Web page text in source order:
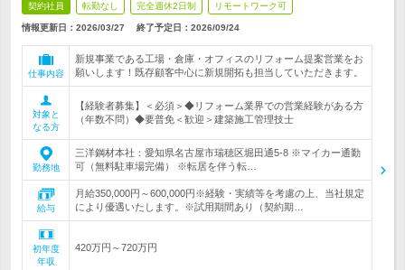
契約社員 転勤なし 完全週休2日制 リモートワーク可
情報更新日：2026/03/27 終了予定日： 2026/09/24
仕事内容
新規事業である工場・倉庫・オフィスのリフォーム提案営業をお
願いします！既存顧客中心に新規開拓も担当していただきます。
対象と
なる方
【経験者募集】＜必須＞◆リフォーム業界での営業経験がある方
（年数不問）◆要普免＜歓迎＞建築施工管理技士
勤務地
三洋鋼材本社：愛知県名古屋市瑞穂区堀田通5-8 ※マイカー通勤
可（無料駐車場完備） ※転居を伴う転…
給与
月給350,000円～600,000円※経験・実績等を考慮の上、当社規定
により優遇いたします。※試用期間あり（契約期…
初年度
年収
420万円～720万円